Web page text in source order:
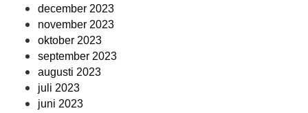
december 2023
november 2023
oktober 2023
september 2023
augusti 2023
juli 2023
juni 2023